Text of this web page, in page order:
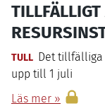
TILLFÄLLIGT
TULL Det tillfälliga
upp till 1 juli
Läs mer »